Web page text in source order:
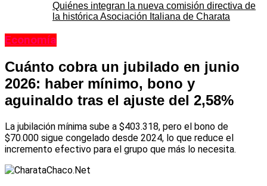
Quiénes integran la nueva comisión directiva de
la histórica Asociación Italiana de Charata
Economía
Cuánto cobra un jubilado en junio
2026: haber mínimo, bono y
aguinaldo tras el ajuste del 2,58%
La jubilación mínima sube a $403.318, pero el bono de
$70.000 sigue congelado desde 2024, lo que reduce el
incremento efectivo para el grupo que más lo necesita.